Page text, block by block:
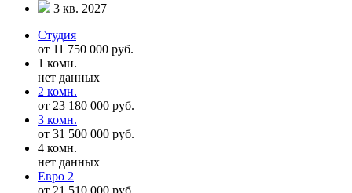
3 кв. 2027
Студия
от 11 750 000 руб.
1 комн.
нет данных
2 комн.
от 23 180 000 руб.
3 комн.
от 31 500 000 руб.
4 комн.
нет данных
Евро 2
от 21 510 000 руб.